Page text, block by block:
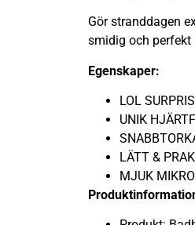
Gör stranddagen
smidig och perfekt
Egenskaper:
LOL
UNIK
LÄTT &
MJUK